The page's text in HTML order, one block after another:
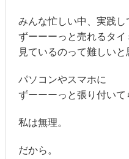
みんな忙しい中、実践
ずーーーっと売れるタイ
見ているのって難しいと
パソコンやスマホに
ずーーーっと張り付いて
私は無理。
だから。